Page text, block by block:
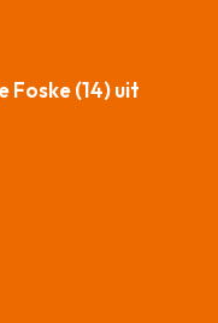
Foske (14) uit